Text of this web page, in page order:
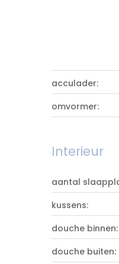
acculader:
omvormer:
Interieur
aantal
kussens:
douche binnen:
douche buiten: